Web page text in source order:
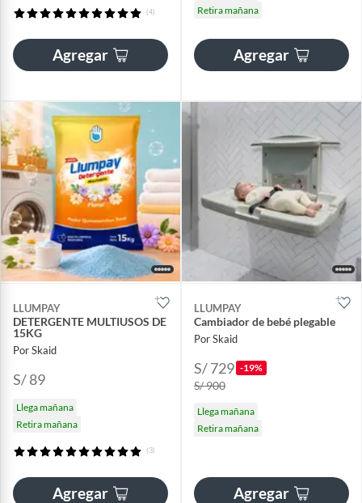
(4)
Agregar
Retira mañana
Agregar
LLUMPAY
DETERGENTE MULTIUSOS DE
15KG
Por Skaid
S/ 89
Llega mañana
Retira mañana
(3)
Agregar
LLUMPAY
Cambiador de bebé plegable
Por Skaid
S/ 729 -19%
S/ 900
Llega mañana
Retira mañana
Agregar